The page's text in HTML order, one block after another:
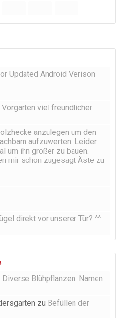
Updated Android Verison
viel freundlicher
anzulegen um den
aufzuwerten. Leider
um ihn größer zu bauen.
mir schon zugesagt Äste zu
direkt vor unserer Tür? ^^
Diverse Blühpflanzen. Namen
zu Befüllen der